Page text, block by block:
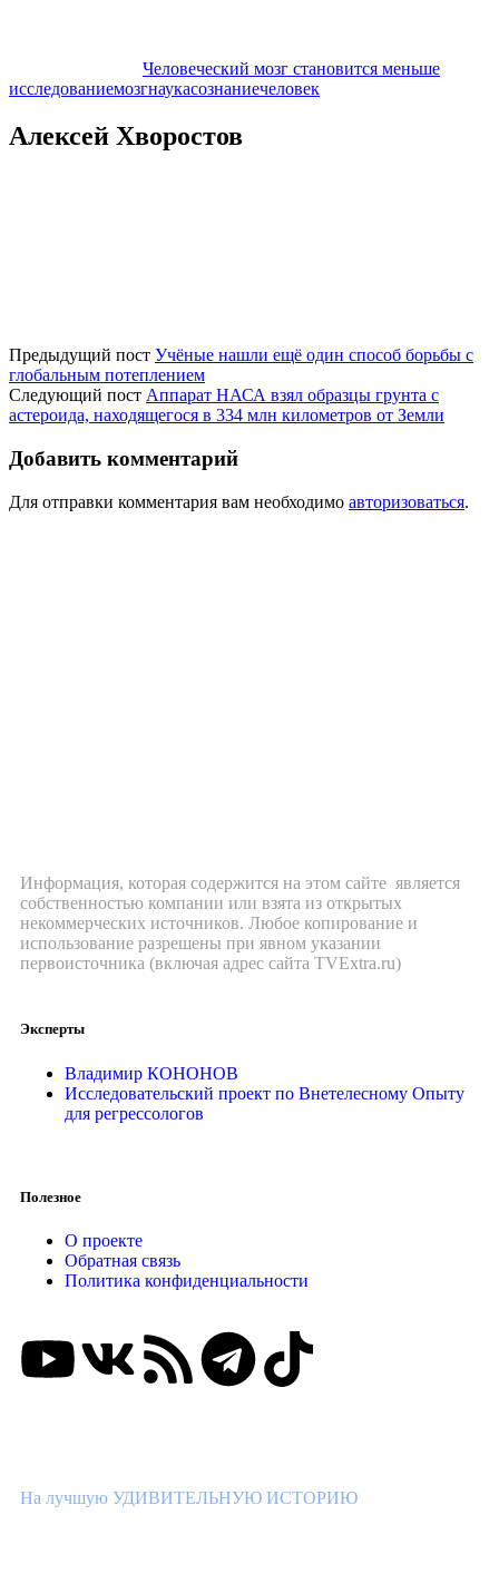
Человеческий мозг становится меньше
исследованиемозгнаукасознаниечеловек
Алексей Хворостов
Предыдущий пост Учёные нашли ещё один способ борьбы с
глобальным потеплением
Следующий пост Аппарат НАСА взял образцы грунта с
астероида, находящегося в 334 млн километров от Земли
Добавить комментарий
Для отправки комментария вам необходимо авторизоваться.
Информация, которая содержится на этом сайте является
собственностью компании или взята из открытых
некоммерческих источников. Любое копирование и
использование разрешены при явном указании
первоисточника (включая адрес сайта TVExtra.ru)
Эксперты
Владимир КОНОНОВ
Исследовательский проект по Внетелесному Опыту
для регрессологов
Полезное
О проекте
Обратная связь
Политика конфиденциальности
На лучшую УДИВИТЕЛЬНУЮ ИСТОРИЮ